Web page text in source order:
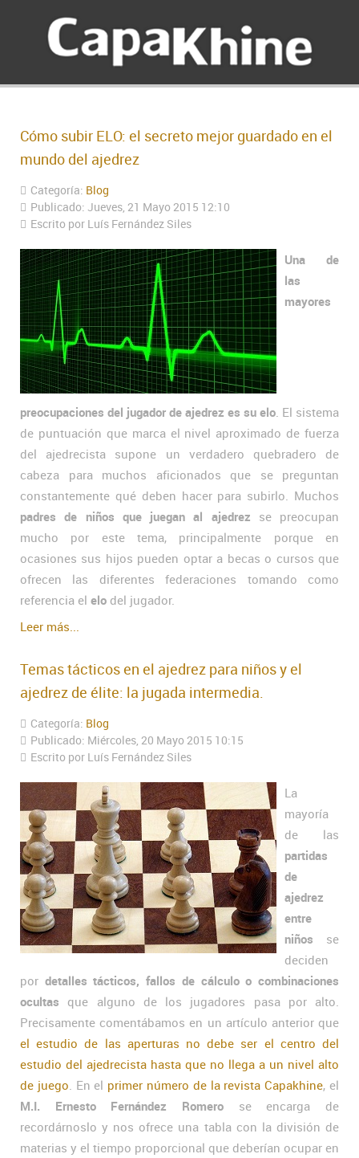
Cómo subir ELO: el secreto mejor guardado en el
mundo del ajedrez
Categoría: Blog
Publicado: Jueves, 21 Mayo 2015 12:10
Escrito por Luís Fernández Siles
Una de
las
mayores
preocupaciones del jugador de ajedrez es su elo . El sistema
de puntuación que marca el nivel aproximado de fuerza
del ajedrecista supone un verdadero quebradero de
cabeza para muchos aficionados que se preguntan
constantemente qué deben hacer para subirlo. Muchos
padres de niños que juegan al ajedrez se preocupan
mucho por este tema, principalmente porque en
ocasiones sus hijos pueden optar a becas o cursos que
ofrecen las diferentes federaciones tomando como
referencia el elo del jugador.
Leer más...
Temas tácticos en el ajedrez para niños y el
ajedrez de élite: la jugada intermedia.
Categoría: Blog
Publicado: Miércoles, 20 Mayo 2015 10:15
Escrito por Luís Fernández Siles
La
mayoría
de las
partidas
de
ajedrez
entre
niños se
deciden
por detalles tácticos, fallos de cálculo o combinaciones
ocultas que alguno de los jugadores pasa por alto.
Precisamente comentábamos en un artículo anterior que
el estudio de las aperturas no debe ser el centro del
estudio del ajedrecista hasta que no llega a un nivel alto
de juego . En el primer número de la revista Capakhine, el
M.I. Ernesto Fernández Romero se encarga de
recordárnoslo y nos ofrece una tabla con la división de
materias y el tiempo proporcional que deberían ocupar en